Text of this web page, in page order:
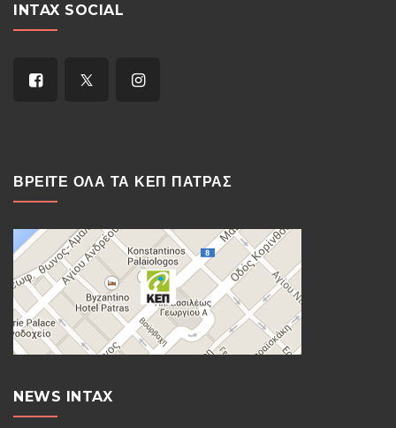
INTAX SOCIAL
ΒΡΕΙΤΕ ΟΛΑ ΤΑ ΚΕΠ ΠΑΤΡΑΣ
NEWS INTAX